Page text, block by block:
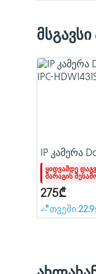
IP კამერა
IPC-
S4
ყიდვამდე
მარაგის
275₾
თვეში: